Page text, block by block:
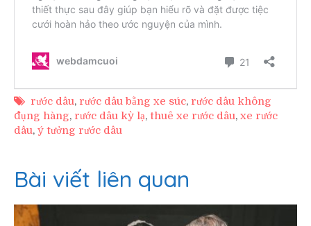
rước dâu, rước dâu bằng xe súc, rước dâu không
đụng hàng, rước dâu kỳ lạ, thuê xe rước dâu, xe rước
dâu, ý tưởng rước dâu
Bài viết liên quan